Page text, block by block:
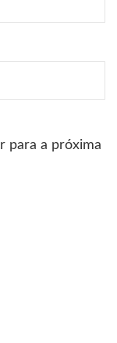
para a próxima